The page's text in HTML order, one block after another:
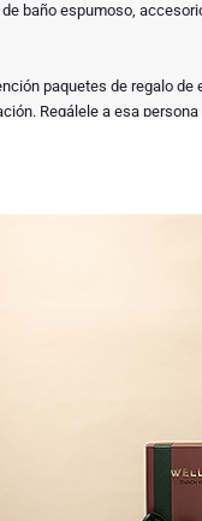
baño espumoso,
paquetes de regalo de
Regálele a esa